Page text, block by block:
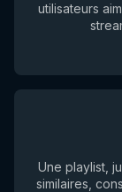
utilisateurs
Une playlist,
similaires,